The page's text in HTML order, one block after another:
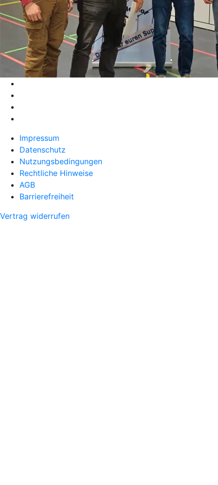
Impressum
Datenschutz
Nutzungsbedingungen
Rechtliche Hinweise
AGB
Barrierefreiheit
Vertrag widerrufen